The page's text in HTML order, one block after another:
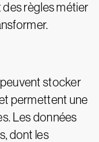
règles métier
stocker
permettent une
Les données
dont les